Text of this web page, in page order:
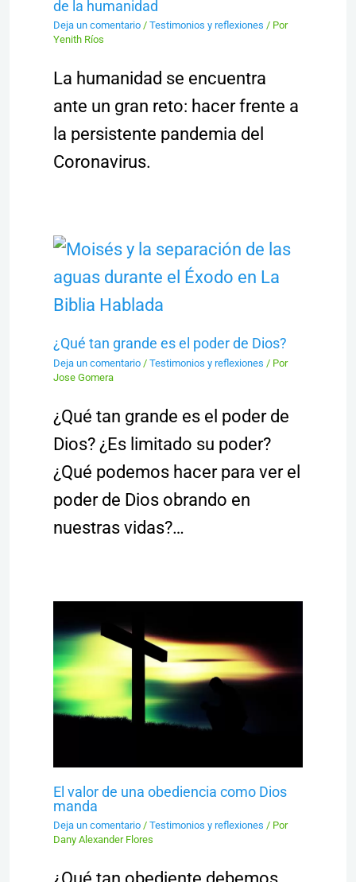
de la humanidad
Deja un comentario / Testimonios y reflexiones / Por
Yenith Ríos
La humanidad se encuentra
ante un gran reto: hacer frente a
la persistente pandemia del
Coronavirus.
¿Qué tan grande es el poder de Dios?
Deja un comentario / Testimonios y reflexiones / Por
Jose Gomera
¿Qué tan grande es el poder de
Dios? ¿Es limitado su poder?
¿Qué podemos hacer para ver el
poder de Dios obrando en
nuestras vidas?…
El valor de una obediencia como Dios
manda
Deja un comentario / Testimonios y reflexiones / Por
Dany Alexander Flores